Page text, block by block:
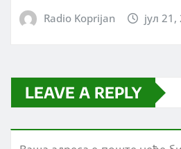
Radio Koprijan јул
LEAVE A REPLY